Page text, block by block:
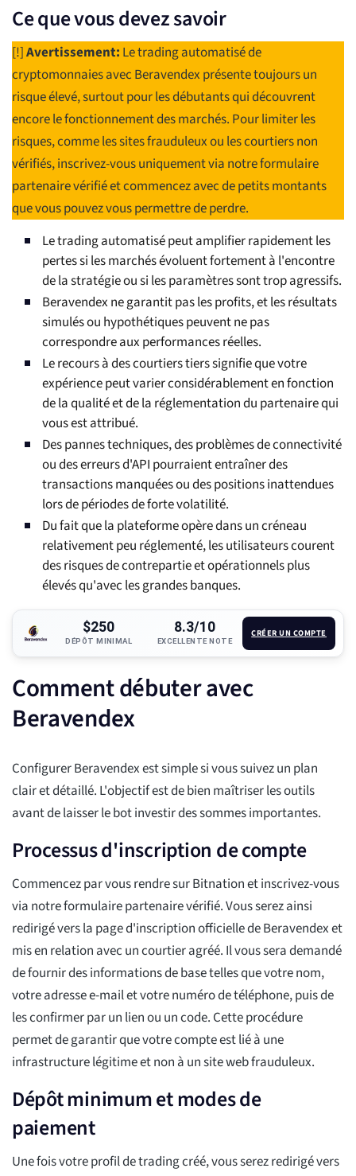
Ce que vous devez savoir
[!]Avertissement: Le trading automatisé de
cryptomonnaies avec Beravendex présente toujours un
risque élevé, surtout pour les débutants qui découvrent
encore le fonctionnement des marchés. Pour limiter les
risques, comme les sites frauduleux ou les courtiers non
vérifiés, inscrivez-vous uniquement via notre formulaire
partenaire vérifié et commencez avec de petits montants
que vous pouvez vous permettre de perdre.
Le trading automatisé peut amplifier rapidement les
pertes si les marchés évoluent fortement à l'encontre
de la stratégie ou si les paramètres sont trop agressifs.
Beravendex ne garantit pas les profits, et les résultats
simulés ou hypothétiques peuvent ne pas
correspondre aux performances réelles.
Le recours à des courtiers tiers signifie que votre
expérience peut varier considérablement en fonction
de la qualité et de la réglementation du partenaire qui
vous est attribué.
Des pannes techniques, des problèmes de connectivité
ou des erreurs d'API pourraient entraîner des
transactions manquées ou des positions inattendues
lors de périodes de forte volatilité.
Du fait que la plateforme opère dans un créneau
relativement peu réglementé, les utilisateurs courent
des risques de contrepartie et opérationnels plus
élevés qu'avec les grandes banques.
$250
DÉPÔT MINIMAL
8.3/10
EXCELLENTE NOTE
CRÉER UN COMPTE
Comment débuter avec
Beravendex
Configurer Beravendex est simple si vous suivez un plan
clair et détaillé. L'objectif est de bien maîtriser les outils
avant de laisser le bot investir des sommes importantes.
Processus d'inscription de compte
Commencez par vous rendre sur Bitnation et inscrivez-vous
via notre formulaire partenaire vérifié. Vous serez ainsi
redirigé vers la page d'inscription officielle de Beravendex et
mis en relation avec un courtier agréé. Il vous sera demandé
de fournir des informations de base telles que votre nom,
votre adresse e-mail et votre numéro de téléphone, puis de
les confirmer par un lien ou un code. Cette procédure
permet de garantir que votre compte est lié à une
infrastructure légitime et non à un site web frauduleux.
Dépôt minimum et modes de
paiement
Une fois votre profil de trading créé, vous serez redirigé vers